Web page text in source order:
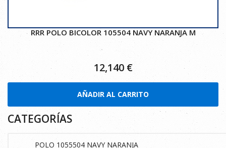
RRR POLO BICOLOR 105504 NAVY NARANJA M
12,140€
AÑADIR AL CARRITO
CATEGORÍAS